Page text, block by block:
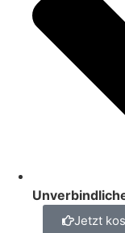
Jetzt